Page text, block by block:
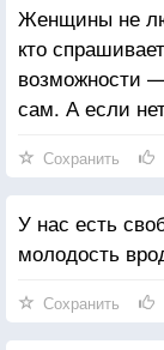
Женщины не
кто
возможности
сам. А если
Сохранить
У нас есть
молодость
Сохранить